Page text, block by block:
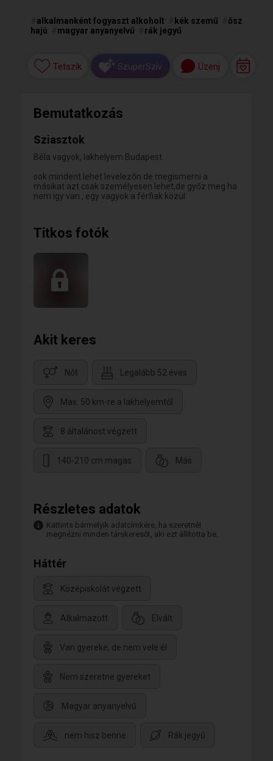
alkalmanként fogyaszt alkoholt kék szemű
ősz
hajú
magyar anyanyelvű rák jegyű
Tetszik SzuperSzív Üzenj
Bemutatkozás
Sziasztok
Béla vagyok, lakhelyem Budapest.
sok mindent lehet levelezőn de megismerni a
másikat azt csak személyesen lehet,de győz meg ha
nem igy van , egy vagyok a férfiak közül
Titkos fotók
Akit keres
Nőt Legalább 52 éves
Max. 50 km-re a lakhelyemtől
8 általánost végzett
140-210 cm magas Más
Részletes adatok
Kattints bármelyik adatcímkére, ha szeretnél
megnézni minden társkeresőt, aki ezt állította be.
Háttér
Középiskolát végzett
Alkalmazott Elvált
Van gyereke, de nem vele él
Nem szeretne gyereket
Magyar anyanyelvű
nem hisz benne Rák jegyű